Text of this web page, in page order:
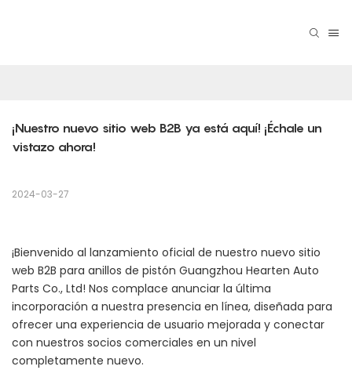
¡Nuestro nuevo sitio web B2B ya está aquí! ¡Échale un
vistazo ahora!
2024-03-27
¡Bienvenido al lanzamiento oficial de nuestro nuevo sitio
web B2B para anillos de pistón Guangzhou Hearten Auto
Parts Co., Ltd! Nos complace anunciar la última
incorporación a nuestra presencia en línea, diseñada para
ofrecer una experiencia de usuario mejorada y conectar
con nuestros socios comerciales en un nivel
completamente nuevo.